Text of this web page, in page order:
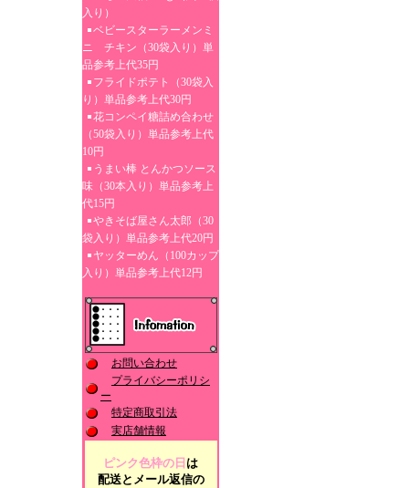
入り）
ベビースターラーメンミ
ニ チキン（30袋入り）単
品参考上代35円
フライドポテト（30袋入
り）単品参考上代30円
花コンペイ糖詰め合わせ
（50袋入り）単品参考上代
10円
うまい棒 とんかつソース
味（30本入り）単品参考上
代15円
やきそば屋さん太郎（30
袋入り）単品参考上代20円
ヤッターめん（100カップ
入り）単品参考上代12円
お問い合わせ
プライバシーポリシ
ー
特定商取引法
実店舗情報
ピンク色枠の日 は
配送とメール返信の